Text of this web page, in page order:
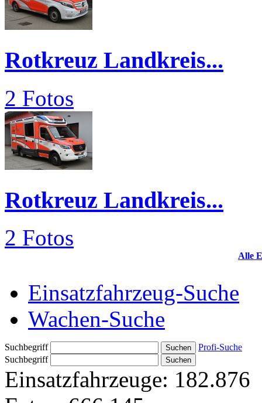
Rotkreuz Landkreis...
2 Fotos
Rotkreuz Landkreis...
2 Fotos
Alle
Einsatzfahrzeug-Suche
Wachen-Suche
Suchbegriff
Profi-Suche
Suchbegriff
Einsatzfahrzeuge: 182.876